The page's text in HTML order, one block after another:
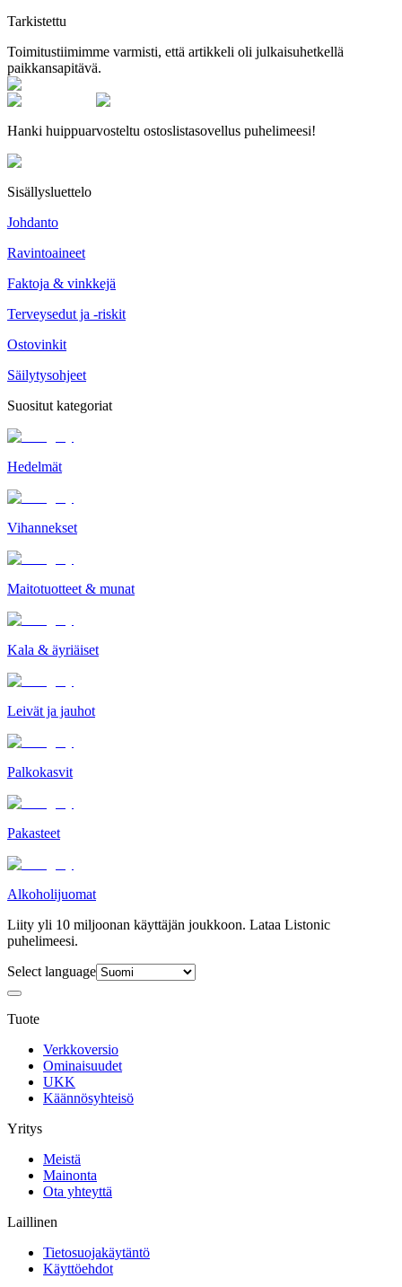
Tarkistettu
Toimitustiimimme varmisti, että artikkeli oli julkaisuhetkellä
paikkansapitävä.
Hanki huippuarvosteltu ostoslistasovellus puhelimeesi!
Sisällysluettelo
Johdanto
Ravintoaineet
Faktoja & vinkkejä
Terveysedut ja -riskit
Ostovinkit
Säilytysohjeet
Suositut kategoriat
Hedelmät
Vihannekset
Maitotuotteet & munat
Kala & äyriäiset
Leivät ja jauhot
Palkokasvit
Pakasteet
Alkoholijuomat
Liity yli 10 miljoonan käyttäjän joukkoon. Lataa Listonic
puhelimeesi.
Select language
Tuote
Verkkoversio
Ominaisuudet
UKK
Käännösyhteisö
Yritys
Meistä
Mainonta
Ota yhteyttä
Laillinen
Tietosuojakäytäntö
Käyttöehdot